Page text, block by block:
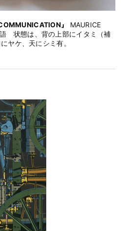
』
MAURICE
状態は、背の上部にイタミ（補
ヤケ、天にシミ有。